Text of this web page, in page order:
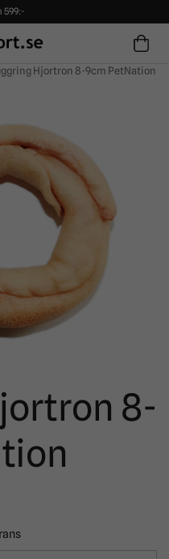
599:-
köp!
599:-
köp!
Hjortron 8-9cm PetNation
8-